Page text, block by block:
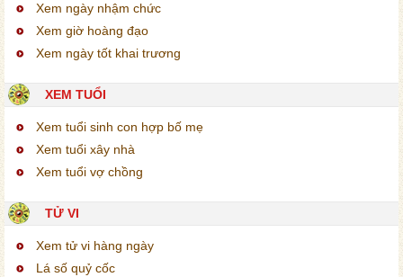
Xem ngày nhậm chức
Xem giờ hoàng đạo
Xem ngày tốt khai trương
XEM TUỔI
Xem tuổi sinh con hợp bố mẹ
Xem tuổi xây nhà
Xem tuổi vợ chồng
TỬ VI
Xem tử vi hàng ngày
Lá số quỷ cốc